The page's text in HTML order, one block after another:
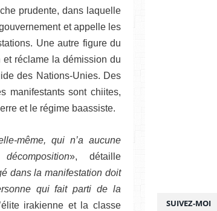
prudente, dans laquelle
et appelle les
Une autre figure du
réclame la démission du
des Nations-Unies. Des
manifestants sont chiites,
et le régime baassiste.
même, qui n’a aucune
», détaille
dans la manifestation doit
qui fait parti de la
irakienne et la classe
SUIVEZ-MOI